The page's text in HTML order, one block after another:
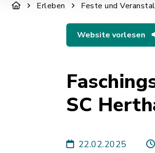
Erleben Feste und
Website vorlesen
SC
22.02.2025